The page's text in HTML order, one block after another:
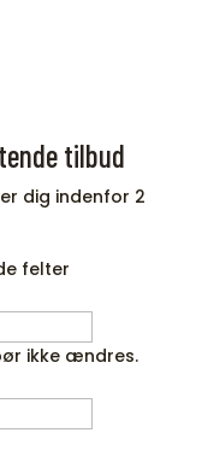
tilbud
dig indenfor 2
felter
ikke ændres.